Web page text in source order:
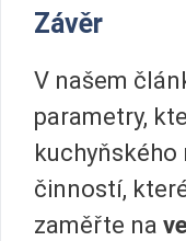
Závěr
V našem
parametry,
činností,
zaměřte na